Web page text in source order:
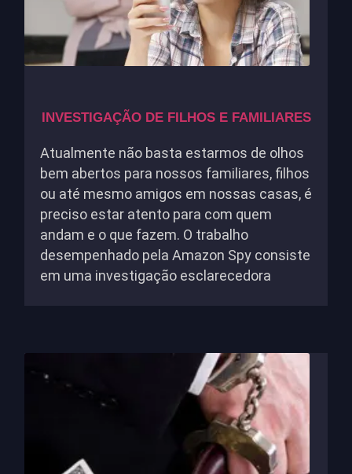
INVESTIGAÇÃO DE FILHOS E FAMILIARES
Atualmente não basta estarmos de olhos
bem abertos para nossos familiares, filhos
ou até mesmo amigos em nossas casas, é
preciso estar atento para com quem
andam e o que fazem. O trabalho
desempenhado pela Amazon Spy consiste
em uma investigação esclarecedora